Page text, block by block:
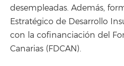
desempleadas. Además,
Estratégico de Desarrollo
con la cofinanciación del
Canarias (FDCAN).